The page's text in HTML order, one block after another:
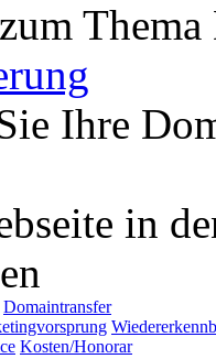
Ihre
in
Domaintransfer
Kosten/Honorar